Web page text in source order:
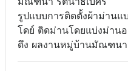
รูปแบบการติดตั้งผ้าม่านแ
โดย์ ติดม่านโดยแบ่งม่าน
ดึง ผลงานหมู่บ้านมัณฑนา